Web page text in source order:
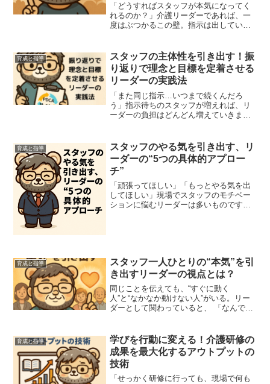
「どうすればスタッフが本気になってく
れるのか？」介護リーダーであれば、一
度はぶつかるこの壁。指示は出してい
されていた一人です。でも、ある視点を
持つことで、スタッフが自...
育成と指導
スタッフの主体性を引き出す！振
り返りで理念と目標を定着させる
リーダーの実践法
「また同じ指示…いつまで続くんだろ
う」指示待ちのスタッフが増えれば、リ
ーダーの負担はどんどん増えていきま
化は起きません。そんなとき、力を発揮
するのが“振り返り”の仕組...
育成と指導
スタッフのやる気を引き出す、リ
ーダーの“5つの具体的アプロー
チ”
「頑張ってほしい」「もっとやる気を出
してほしい」現場でスタッフのモチベー
ションに悩むリーダーは多いものです。
育成と指導
スタッフ一人ひとりの“本気”を引
き出すリーダーの視点とは？
同じことを伝えても、“すぐに動く
人”と“なかなか動けない人”がいる。リー
ダーとして関わっていると、 「なんでこ
員が“同じやる気スイッチ”を持っているわ
けではありません。...
育成と指導
学びを行動に変える！介護研修の
成果を最大化するアウトプットの
技術
「せっかく研修に行っても、現場で何も